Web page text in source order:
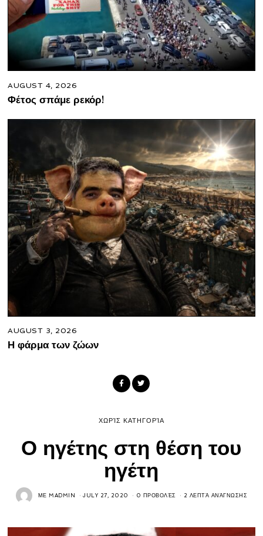
AUGUST 4, 2026
Φέτος σπάμε ρεκόρ!
AUGUST 3, 2026
Η φάρμα των ζώων
ΧΩΡΊΣ ΚΑΤΗΓΟΡΊΑ
Ο ηγέτης στη θέση του
ηγέτη
ΜΕMADMIN JULY 27, 2020 0 ΠΡΟΒΟΛΈΣ 2 ΛΕΠΤΆ ΑΝΆΓΝΩΣΗΣ